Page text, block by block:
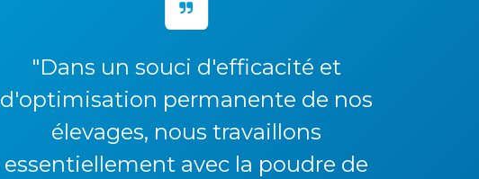
"Dans un souci d'efficacité et
d'optimisation permanente de nos
élevages, nous travaillons
essentiellement avec la poudre de